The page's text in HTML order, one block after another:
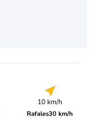
10 km/h
Rafales30 km/h